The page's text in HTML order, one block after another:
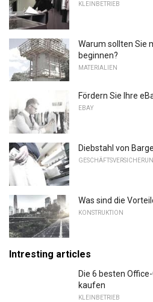
KLEINBETRIEB
Warum sollten Sie
beginnen?
MATERIALIEN
Fördern Sie Ihre
EBAY
Diebstahl von
Was sind die
KONSTRUKTION
Intresting articles
Die 6 besten
kaufen
KLEINBETRIEB